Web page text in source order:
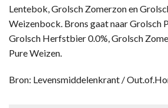
Lentebok, Grolsch Zomerzon en
Weizenbock. Brons gaat naar Grolsch
Grolsch Herfstbier 0.0%, Grolsch
Pure Weizen.
Bron: Levensmiddelenkrant /